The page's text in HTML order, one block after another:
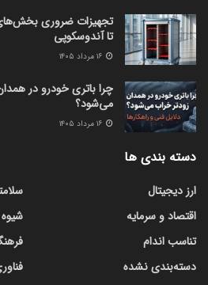
تجهیزات ضروری
تا آندوسکوپی
چرا باتری خودرو در
می‌شود؟
دسته بندی ها
ارز دیجیتال
اقتصاد و سرمایه
تناسب اندام
دسته‌بندی نشده